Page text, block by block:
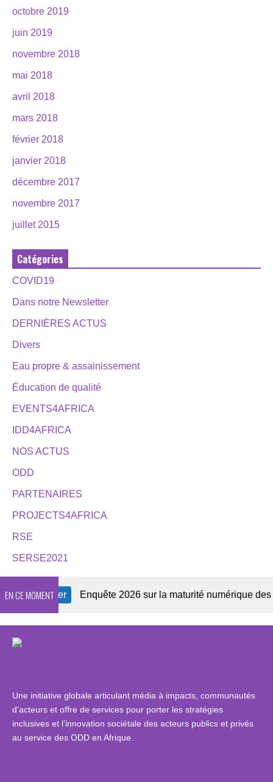
octobre 2019
juin 2019
novembre 2018
mai 2018
avril 2018
mars 2018
février 2018
janvier 2018
décembre 2017
novembre 2017
juillet 2015
Catégories
COVID19
Dans notre Newsletter
DERNIÈRES ACTUS
Divers
Eau propre & assainissement
Éducation de qualité
EVENTS4AFRICA
IDD4AFRICA
NOS ACTUS
ODD
PARTENAIRES
PROJECTS4AFRICA
RSE
SERSE2021
EN CE MOMENTEnquête 2026 sur la maturité numérique des
Une initiative globale articulant média à impacts, communautés
d’acteurs et offre de services pour porter les stratégies
inclusives et l’innovation sociétale des acteurs publics et privés
au service des ODD en Afrique.